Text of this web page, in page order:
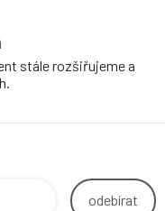
stále rozšiřujeme a
odebírat